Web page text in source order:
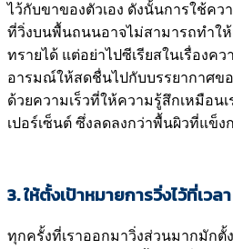
ไว้กับขาของตัวเอง ดังนั้นการใช้คว
ที่วิ่งบนพื้นถนนอาจไม่สามารถทำใ
ทรายได้ แต่อย่าไปซีเรียสในเรื่องคว
อารมณ์ให้สดชื่นไปกับบรรยากาศข
ด้วยความเร็วที่ให้ความรู้สึกเหมือน
เปอร์เซ็นต์ ซึ่งลดลงกว่าพื้นผิวที่แข็
3. ให้ตั้งเป้าหมายการวิ่งไว้ที่เวลา
ทุกครั้งที่เราออกมาวิ่งส่วนมากมักตั้